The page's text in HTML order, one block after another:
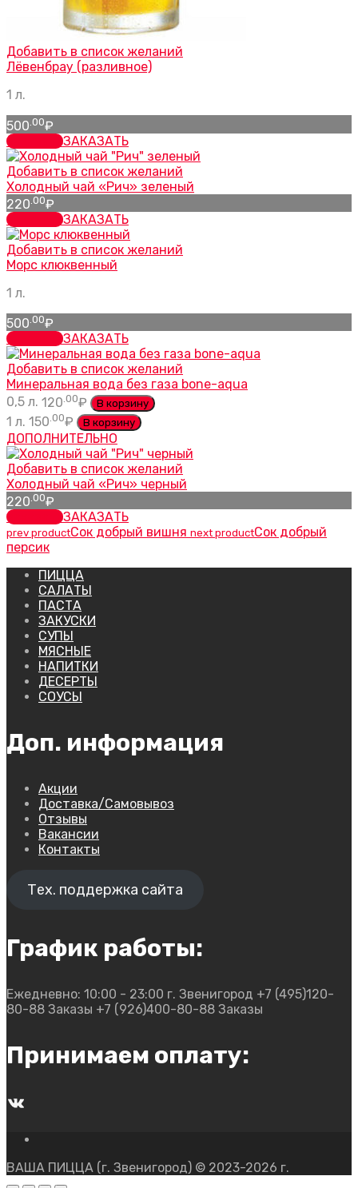
Добавить в список желаний
Лёвенбрау (разливное)
1 л.
500 .00₽
заказатьЗАКАЗАТЬ
Добавить в список желаний
Холодный чай «Рич» зеленый
220 .00₽
заказатьЗАКАЗАТЬ
Добавить в список желаний
Морс клюквенный
1 л.
500 .00₽
заказатьЗАКАЗАТЬ
Добавить в список желаний
Минеральная вода без газа bone-aqua
0,5 л. 120 .00₽ В корзину
1 л. 150 .00₽ В корзину
ДОПОЛНИТЕЛЬНО
Добавить в список желаний
Холодный чай «Рич» черный
220 .00₽
заказатьЗАКАЗАТЬ
prev productСок добрый вишня next productСок добрый
персик
ПИЦЦА
САЛАТЫ
ПАСТА
ЗАКУСКИ
СУПЫ
МЯСНЫЕ
НАПИТКИ
ДЕСЕРТЫ
СОУСЫ
Доп. информация
Акции
Доставка/Самовывоз
Отзывы
Вакансии
Контакты
Тех. поддержка сайта
График работы:
Ежедневно: 10:00 - 23:00 г. Звенигород +7 (495)120-
80-88 Заказы +7 (926)400-80-88 Заказы
Принимаем оплату:
ВКонтакте
ВАША ПИЦЦА (г. Звенигород) © 2023-2026 г.